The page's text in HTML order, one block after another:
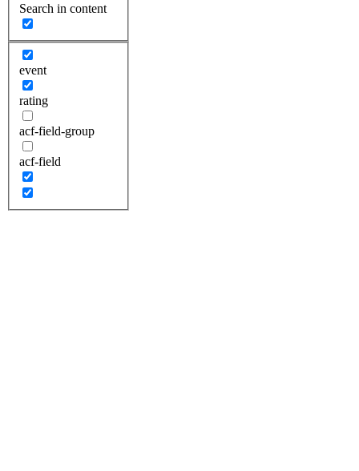
Search in content
event
rating
acf-field-group
acf-field